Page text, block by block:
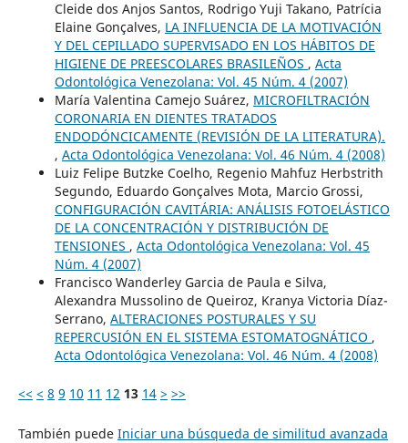
Cleide dos Anjos Santos, Rodrigo Yuji Takano, Patrícia
Elaine Gonçalves, LA INFLUENCIA DE LA MOTIVACIÓN
Y DEL CEPILLADO SUPERVISADO EN LOS HÁBITOS DE
HIGIENE DE PREESCOLARES BRASILEÑOS , Acta
Odontológica Venezolana: Vol. 45 Núm. 4 (2007)
María Valentina Camejo Suárez, MICROFILTRACIÓN
CORONARIA EN DIENTES TRATADOS
ENDODÓNCICAMENTE (REVISIÓN DE LA LITERATURA).
, Acta Odontológica Venezolana: Vol. 46 Núm. 4 (2008)
Luiz Felipe Butzke Coelho, Regenio Mahfuz Herbstrith
Segundo, Eduardo Gonçalves Mota, Marcio Grossi,
CONFIGURACIÓN CAVITÁRIA: ANÁLISIS FOTOELÁSTICO
DE LA CONCENTRACIÓN Y DISTRIBUCIÓN DE
TENSIONES , Acta Odontológica Venezolana: Vol. 45
Núm. 4 (2007)
Francisco Wanderley Garcia de Paula e Silva,
Alexandra Mussolino de Queiroz, Kranya Victoria Díaz-
Serrano, ALTERACIONES POSTURALES Y SU
REPERCUSIÓN EN EL SISTEMA ESTOMATOGNÁTICO ,
Acta Odontológica Venezolana: Vol. 46 Núm. 4 (2008)
<< < 8 9 10 11 12 13 14 > >>
También puede Iniciar una búsqueda de similitud avanzada